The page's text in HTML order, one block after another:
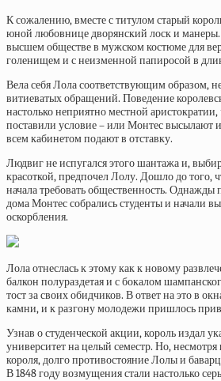
К сожалению, вместе с титулом старый
юной любовнице дворянский лоск и
высшем обществе в мужском костюме для
голенищем и с неизменной папиросой в
Вела себя Лола соответствующим образом,
витиеватых обращений. Поведение
настолько неприятно местной
поставили условие – или Монтес высылают
всем кабинетом подают в отставку.
Людвиг не испугался этого шантажа и,
красоткой, предпочел Лолу. Дошло до того,
начала требовать общественность.
дома Монтес собрались студенты и начали
оскорбления.
Лола отнеслась к этому как к новому
балкон полураздетая и с бокалом
тост за своих обидчиков. В ответ на это в
камни, и к разгону молодежи пришлось
Узнав о студенческой акции, король издал
университет на целый семестр. Но, несмотря
короля, долго противостояние Лолы и
В 1848 году возмущения стали настолько